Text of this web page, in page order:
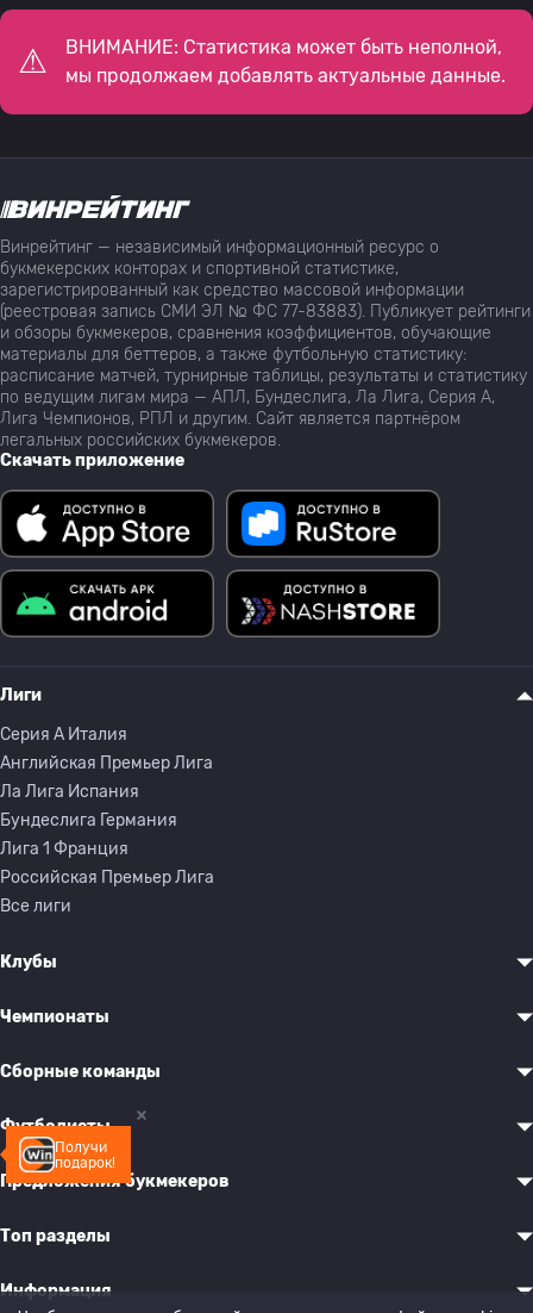
ВНИМАНИЕ: Статистика может быть неполной,
мы продолжаем добавлять актуальные данные.
Получи
подарок!
Винрейтинг — независимый информационный ресурс о
букмекерских конторах и спортивной статистике,
зарегистрированный как средство массовой информации
(реестровая запись СМИ ЭЛ № ФС 77-83883). Публикует рейтинги
и обзоры букмекеров, сравнения коэффициентов, обучающие
материалы для беттеров, а также футбольную статистику:
расписание матчей, турнирные таблицы, результаты и статистику
по ведущим лигам мира — АПЛ, Бундеслига, Ла Лига, Серия А,
Лига Чемпионов, РПЛ и другим. Сайт является партнёром
легальных российских букмекеров.
Скачать приложение
Лиги
Серия A Италия
Английская Премьер Лига
Ла Лига Испания
Бундеслига Германия
Лига 1 Франция
Российская Премьер Лига
Все лиги
Клубы
Чемпионаты
Сборные команды
Футболисты
Предложения букмекеров
Топ разделы
Информация